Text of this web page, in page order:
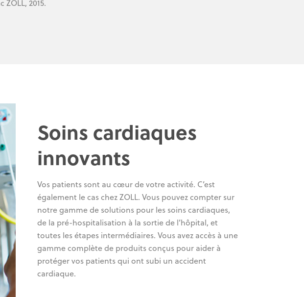
2015.
Soins cardiaques
innovants
Vos patients sont au cœur de votre activité. C’est
également le cas chez ZOLL. Vous pouvez compter sur
notre gamme de solutions pour les soins cardiaques,
de la pré-hospitalisation à la sortie de l’hôpital, et
toutes les étapes intermédiaires. Vous avez accès à une
gamme complète de produits conçus pour aider à
protéger vos patients qui ont subi un accident
cardiaque.